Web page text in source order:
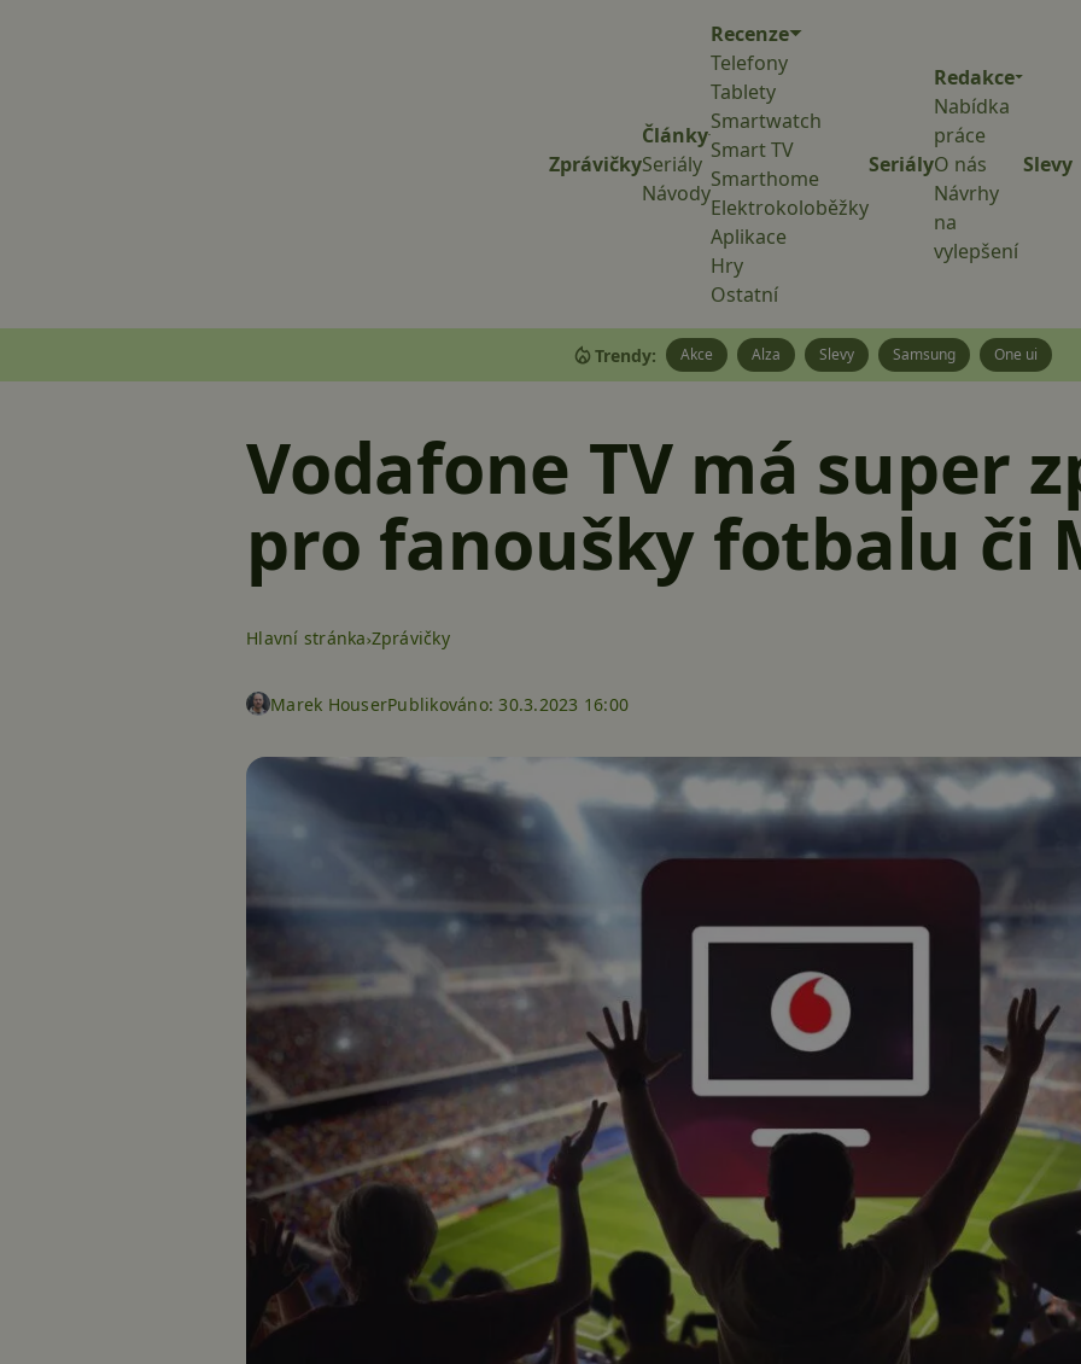
Zprávičky
Články
Seriály
Návody
Recenze
Telefony
Tablety
Smartwatch
Smart TV
Smarthome
Elektrokoloběžky
Aplikace
Hry
Ostatní
Seriály
Redakce
Nabídka
práce
O nás
Návrhy
na
vylepšení
Slevy
Trendy: Akce Alza Slevy Samsung One ui
Vodafone TV má super
pro fanoušky fotbalu či
Hlavní stránka Zprávičky
Marek HouserPublikováno:30.3.2023 16:00